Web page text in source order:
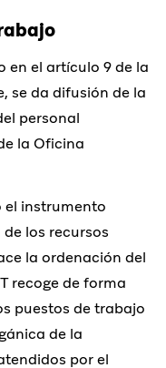
en el artículo 9 de la
se da difusión de la
personal
la Oficina
el instrumento
los recursos
la ordenación del
recoge de forma
puestos de trabajo
de la
por el